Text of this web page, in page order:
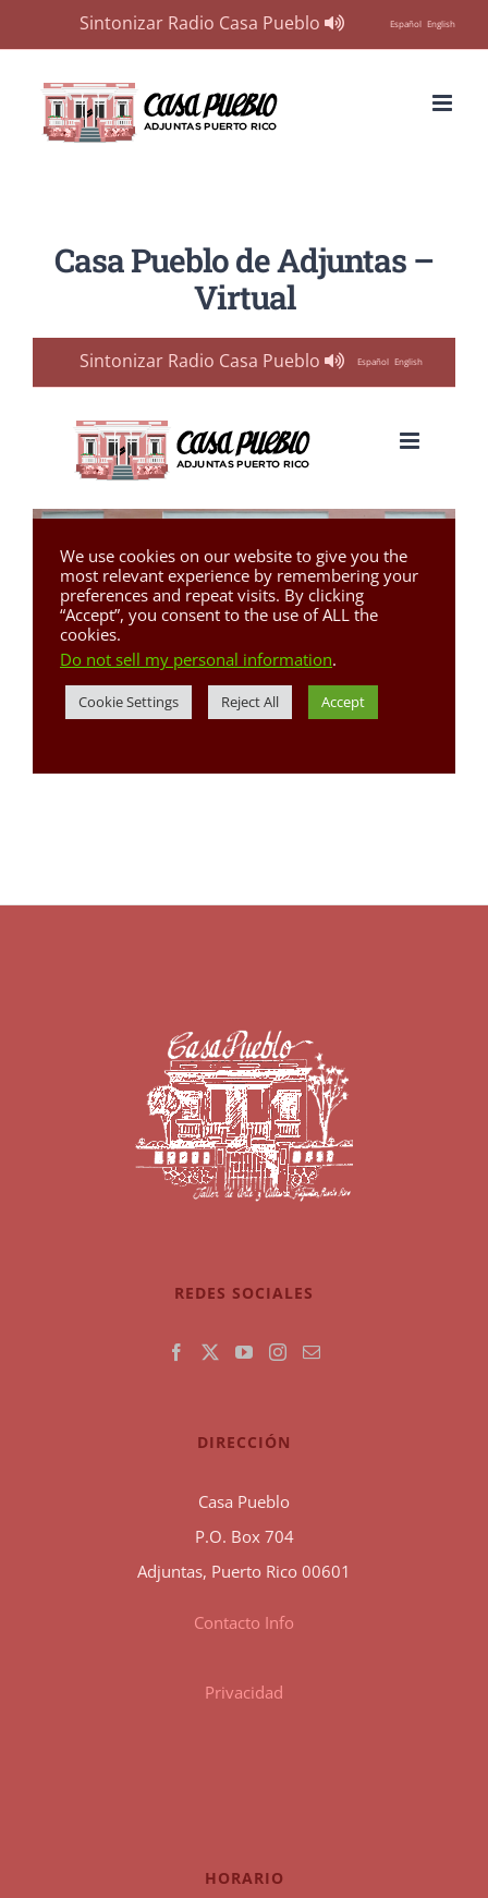
Sintonizar Radio Casa Pueblo Español English
content
Casa Pueblo de Adjuntas –
Virtual
REDES SOCIALES
DIRECCIÓN
Casa Pueblo
P.O. Box 704
Adjuntas, Puerto Rico 00601
Contacto Info
Privacidad
HORARIO